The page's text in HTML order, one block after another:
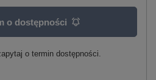
o dostępności
o termin dostępności